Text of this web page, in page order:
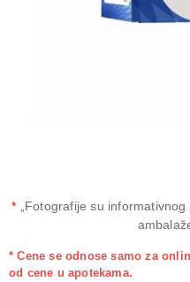
* „Fotografije su
* Cene se odnose samo za
od cene u apotekama.